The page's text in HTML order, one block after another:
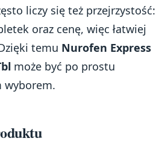
liczy się też przejrzystość:
oraz cenę, więc łatwiej
temu Nurofen Express
może być po prostu
wyborem.